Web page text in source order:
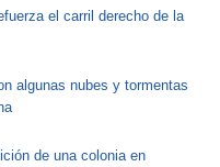
el carril derecho de la
algunas nubes y tormentas
de una colonia en